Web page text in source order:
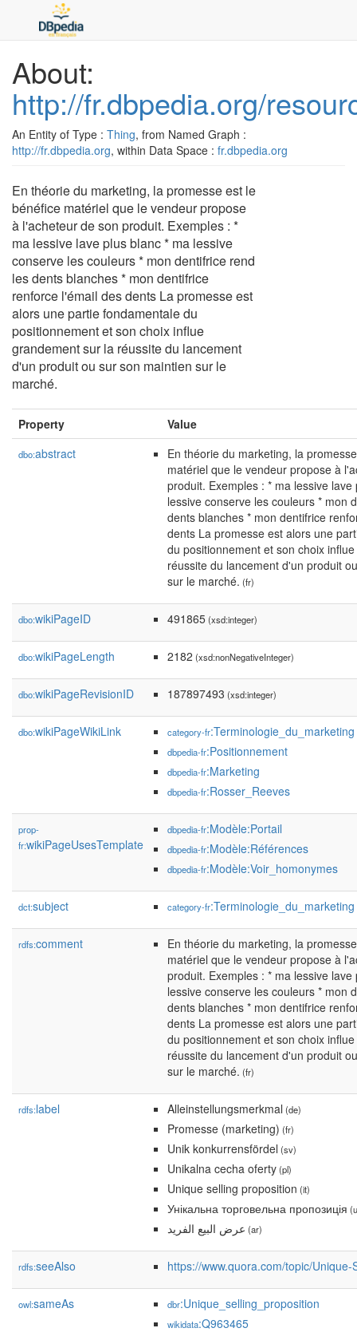
About:
http://fr.dbpedia.org/
An Entity of Type : Thing, from Named Graph :
http://fr.dbpedia.org, within Data Space : fr.dbpedia.org
En théorie du marketing, la promesse est le
bénéfice matériel que le vendeur propose
à l'acheteur de son produit. Exemples : *
ma lessive lave plus blanc * ma lessive
conserve les couleurs * mon dentifrice rend
les dents blanches * mon dentifrice
renforce l'émail des dents La promesse est
alors une partie fondamentale du
positionnement et son choix influe
grandement sur la réussite du lancement
d'un produit ou sur son maintien sur le
marché.
Property Value
dbo:abstract
En théorie du marketing, la
matériel que le vendeur propose à
produit. Exemples : * ma lessive lave
lessive conserve les couleurs * mon
dents blanches * mon dentifrice
dents La promesse est alors une
du positionnement et son choix
réussite du lancement d'un produit
sur le marché. (fr)
dbo:wikiPageID 491865(xsd:integer)
dbo:wikiPageLength 2182 (xsd:nonNegativeInteger)
dbo:wikiPageRevisionID 187897493 (xsd:integer)
dbo:wikiPageWikiLink category-fr:Terminologie_du_marketing
dbpedia-fr:Positionnement
dbpedia-fr:Marketing
dbpedia-fr:Rosser_Reeves
prop-
fr:wikiPageUsesTemplate
dbpedia-fr:Modèle:Portail
dbpedia-fr:Modèle:Références
dbpedia-fr:Modèle:Voir_homonymes
dct:subject category-fr:Terminologie_du_marketing
rdfs:comment
En théorie du marketing, la
matériel que le vendeur propose à
produit. Exemples : * ma lessive lave
lessive conserve les couleurs * mon
dents blanches * mon dentifrice
dents La promesse est alors une
du positionnement et son choix
réussite du lancement d'un produit
sur le marché. (fr)
rdfs:label Alleinstellungsmerkmal (de)
Promesse (marketing) (fr)
Unik konkurrensfördel (sv)
Unikalna cecha oferty(pl)
Unique selling proposition (it)
Унікальна торговельна пропозиція
عرض البيع الفريد (ar)
rdfs:seeAlso https://www.quora.com/topic/
owl:sameAs dbr:Unique_selling_proposition
wikidata:Q963465